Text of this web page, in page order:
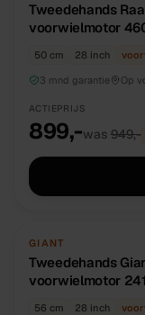
Tweedehands
voorwielmotor
50 cm 28 inch
3 mnd garantie
Op
ACTIEPRIJS
899,-was 949,-
TWEEDEHANDS
GIANT
Tweedehands
voorwielmotor
56 cm 28 inch